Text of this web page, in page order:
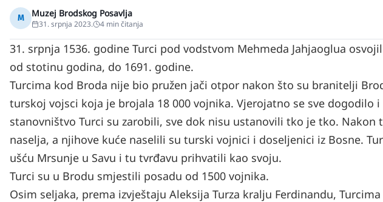
M Muzej Brodskog Posavlja
31. srpnja 2023. 4 min čitanja
31. srpnja 1536. godine Turci pod vodstvom Mehmeda Jahjaoglua
od stotinu godina, do 1691. godine.
Turcima kod Broda nije bio pružen jači otpor nakon što su branitelji
turskoj vojsci koja je brojala 18 000 vojnika. Vjerojatno se sve dogodilo
stanovništvo Turci su zarobili, sve dok nisu ustanovili tko je tko.
naselja, a njihove kuće naselili su turski vojnici i doseljenici iz Bosne.
ušću Mrsunje u Savu i tu tvrđavu prihvatili kao svoju.
Turci su u Brodu smjestili posadu od 1500 vojnika.
Osim seljaka, prema izvještaju Aleksija Turza kralju Ferdinandu,